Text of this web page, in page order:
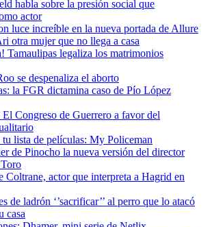
habla sobre la presión social que
actor
luce increíble en la nueva portada de Allure
otra mujer que no llega a casa
Tamaulipas legaliza los matrimonios
se despenaliza el aborto
la FGR dictamina caso de Pío López
Congreso de Guerrero a favor del
tu lista de películas: My Policeman
de Pinocho la nueva versión del director
Coltrane, actor que interpreta a Hagrid en
de ladrón ‘’sacrificar’’ al perro que lo atacó
casa